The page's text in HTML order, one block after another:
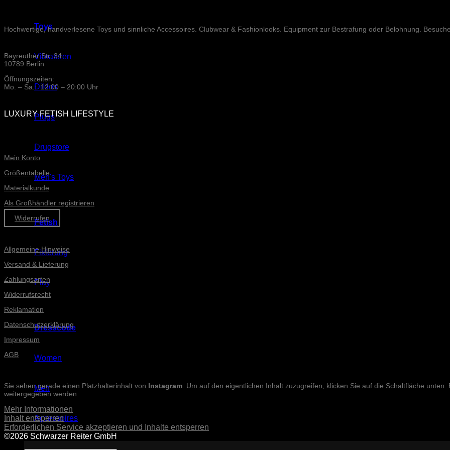
Toys
Vibratoren
Dildos
Plugs
Drugstore
Men's Toys
Fetish
Fixierung
Play
Dresscode
Women
Men
Accessoires
Hochwertige, handverlesene Toys und sinnliche Accessoires. Clubwear & Fashionlooks. Equipment zur Bestrafung oder Belohnung.
Bayreuther Str. 34
10789 Berlin
Öffnungszeiten:
Mo. – Sa.: 12:00 – 20:00 Uhr
LUXURY FETISH LIFESTYLE
ONLINE-SERVICE
Mein Konto
Größentabelle
Materialkunde
Als Großhändler registrieren
Widerrufen
Allgemeine Hinweise
Versand & Lieferung
Zahlungsarten
Widerrufsrecht
Reklamation
Datenschutzerklärung
Impressum
AGB
Sie sehen gerade einen Platzhalterinhalt von Instagram . Um auf den eigentlichen Inhalt zuzugreifen, klicken Sie auf die Schaltfläche
weitergegeben werden.
Mehr Informationen
Inhalt entsperren
Erforderlichen Service akzeptieren und Inhalte entsperren
©2026 Schwarzer Reiter GmbH